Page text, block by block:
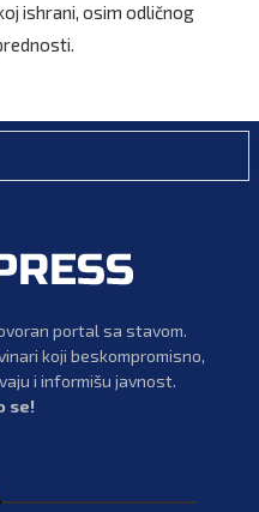
ishrani, osim odličnog
portal sa stavom.
koji beskompromisno,
i informišu javnost.
se!